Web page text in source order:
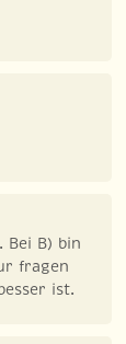
Bei B) bin
fragen
ist.